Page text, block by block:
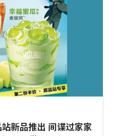
新品推出 间谍过家家